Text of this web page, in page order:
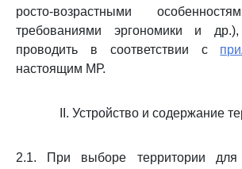
росто-возрастными
требованиями эргономики и др.),
проводить в соответствии с
настоящим МР.
II. Устройство и содержание
2.1. При выборе территории для